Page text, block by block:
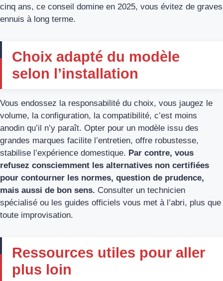
cinq ans, ce conseil domine en 2025, vous évitez de graves
ennuis à long terme.
Choix adapté du modèle
selon l’installation
Vous endossez la responsabilité du choix, vous jaugez le
volume, la configuration, la compatibilité, c’est moins
anodin qu’il n’y paraît. Opter pour un modèle issu des
grandes marques facilite l’entretien, offre robustesse,
stabilise l’expérience domestique. Par contre, vous
refusez consciemment les alternatives non certifiées
pour contourner les normes, question de prudence,
mais aussi de bon sens. Consulter un technicien
spécialisé ou les guides officiels vous met à l’abri, plus que
toute improvisation.
Ressources utiles pour aller
plus loin